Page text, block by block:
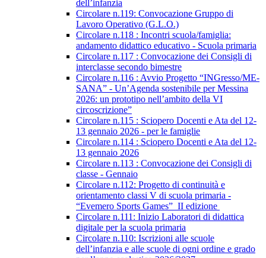
dell’infanzia
Circolare n.119: Convocazione Gruppo di
Lavoro Operativo (G.L.O.)
Circolare n.118 : Incontri scuola/famiglia:
andamento didattico educativo - Scuola primaria
Circolare n.117 : Convocazione dei Consigli di
interclasse secondo bimestre
Circolare n.116 : Avvio Progetto “INGresso/ME-
SANA” - Un’Agenda sostenibile per Messina
2026: un prototipo nell’ambito della VI
circoscrizione”
Circolare n.115 : Sciopero Docenti e Ata del 12-
13 gennaio 2026 - per le famiglie
Circolare n.114 : Sciopero Docenti e Ata del 12-
13 gennaio 2026
Circolare n.113 : Convocazione dei Consigli di
classe - Gennaio
Circolare n.112: Progetto di continuità e
orientamento classi V di scuola primaria -
“Evemero Sports Games” II edizione
Circolare n.111: Inizio Laboratori di didattica
digitale per la scuola primaria
Circolare n.110: Iscrizioni alle scuole
dell’infanzia e alle scuole di ogni ordine e grado